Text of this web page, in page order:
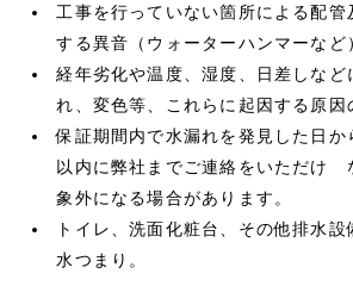
工事を行っていない箇所による配管
する異音（ウォーターハンマーなど
経年劣化や温度、湿度、日差しなど
れ、変色等、これらに起因する原
保証期間内で水漏れを発見した日か
以内に弊社までご連絡をいただけ
象外になる場合があります。
トイレ、洗面化粧台、その他排水
水つまり。